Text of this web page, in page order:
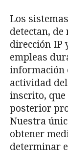
Los
detectan,
dirección IP
empleas
información
actividad
inscrito,
posterior
Nuestra
obtener
determinar